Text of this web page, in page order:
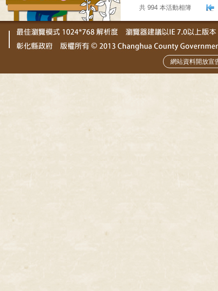
共 994 本活動相簿
網站資料開放宣